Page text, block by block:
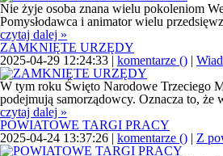
Nie żyje osoba znana wielu pokoleniom
Pomysłodawca i animator wielu
czytaj dalej »
ZAMKNIĘTE URZĘDY
2025-04-29 12:24:33 | komentarze () |
W tym roku Święto Narodowe Trzeciego
podejmują samorządowcy. Oznacza to,
czytaj dalej »
POWIATOWE TARGI PRACY
2025-04-24 13:37:26 | komentarze () | Z